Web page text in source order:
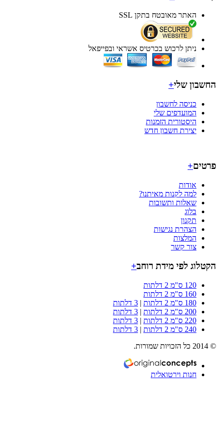
האתר מאובטח בתקן SSL
ניתן לרכוש בכרטיס אשראי ובפייפאל
שלי+
כניסה לחשבון
המועדפים שלי
היסטורית הזמנות
יצירת חשבון חדש
+
אודות
למה לקנות מאיתנו?
שאלות ותשובות
בלוג
תקנון
הצהרת נגישות
המלצות
צור קשר
לפי מידת רוחב +
120 ס"מ 2 דלתות
160 ס"מ 2 דלתות
180 ס"מ 2 דלתות
|3 דלתות
200 ס"מ 2 דלתות
|3 דלתות
220 ס"מ 2 דלתות
|3 דלתות
240 ס"מ 2 דלתות
|3 דלתות
חנות וירטואלית